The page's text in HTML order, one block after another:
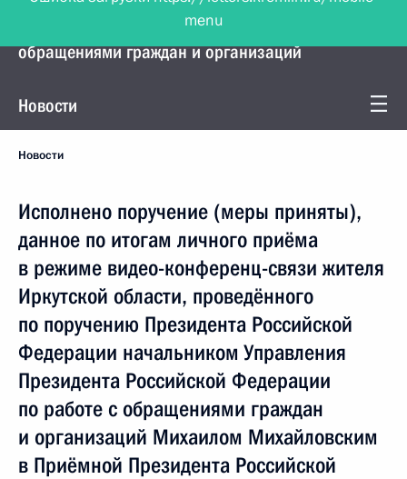
Управление Президента по работе с
обращениями граждан и организаций
Новости
Новости
Исполнено поручение (меры приняты),
данное по итогам личного приёма
в режиме видео-конференц-связи жителя
Иркутской области, проведённого
по поручению Президента Российской
Федерации начальником Управления
Президента Российской Федерации
по работе с обращениями граждан
и организаций Михаилом Михайловским
в Приёмной Президента Российской
menu